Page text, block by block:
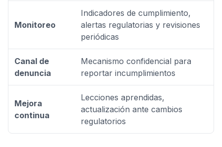
Monitoreo
Indicadores de cumplimiento,
alertas regulatorias y revisiones
periódicas
Canal de
denuncia
Mecanismo confidencial para
reportar incumplimientos
Mejora
continua
Lecciones aprendidas,
actualización ante cambios
regulatorios